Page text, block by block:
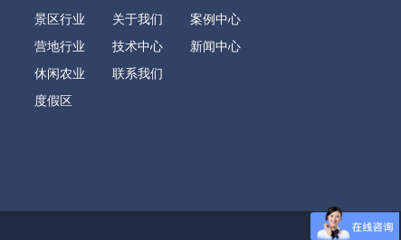
景区行业
营地行业
休闲农业
度假区
关于我们
技术中心
联系我们
案例中心
新闻中心